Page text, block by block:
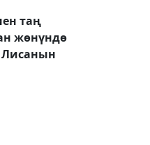
таң
жөнүндө
Лисанын